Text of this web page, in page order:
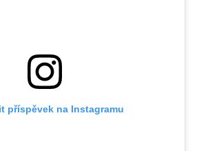
příspěvek na Instagramu